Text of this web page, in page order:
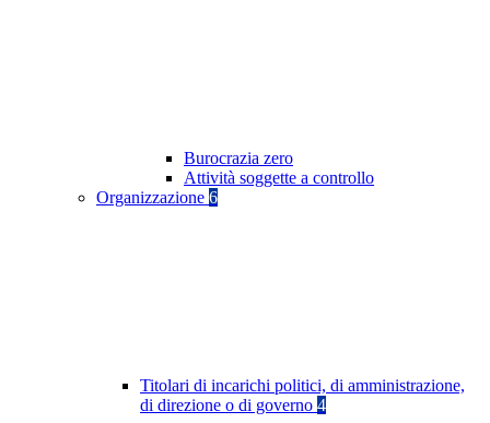
Burocrazia zero
Attività soggette a controllo
Organizzazione 6
Titolari di incarichi politici, di amministrazione,
di direzione o di governo 4